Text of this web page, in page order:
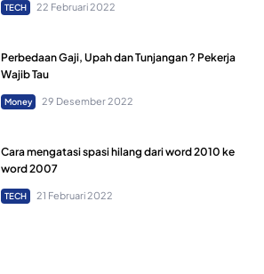
TECH 22 Februari 2022
Perbedaan Gaji, Upah dan Tunjangan ? Pekerja
Wajib Tau
Money 29 Desember 2022
Cara mengatasi spasi hilang dari word 2010 ke
word 2007
TECH 21 Februari 2022